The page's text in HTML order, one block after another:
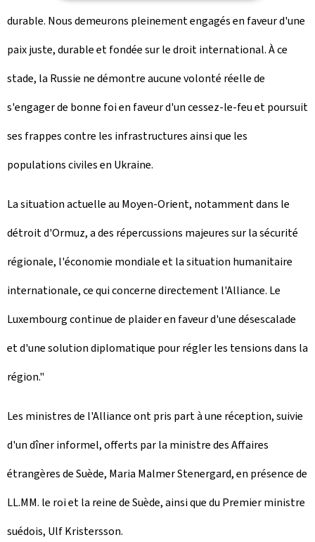
durable. Nous demeurons pleinement engagés en faveur d'une
paix juste, durable et fondée sur le droit international. À ce
stade, la Russie ne démontre aucune volonté réelle de
s'engager de bonne foi en faveur d'un cessez-le-feu et poursuit
ses frappes contre les infrastructures ainsi que les
populations civiles en Ukraine.
La situation actuelle au Moyen-Orient, notamment dans le
détroit d'Ormuz, a des répercussions majeures sur la sécurité
régionale, l'économie mondiale et la situation humanitaire
internationale, ce qui concerne directement l'Alliance. Le
Luxembourg continue de plaider en faveur d'une désescalade
et d'une solution diplomatique pour régler les tensions dans la
région."
Les ministres de l'Alliance ont pris part à une réception, suivie
d'un dîner informel, offerts par la ministre des Affaires
étrangères de Suède, Maria Malmer Stenergard, en présence de
LL.MM. le roi et la reine de Suède, ainsi que du Premier ministre
suédois, Ulf Kristersson.